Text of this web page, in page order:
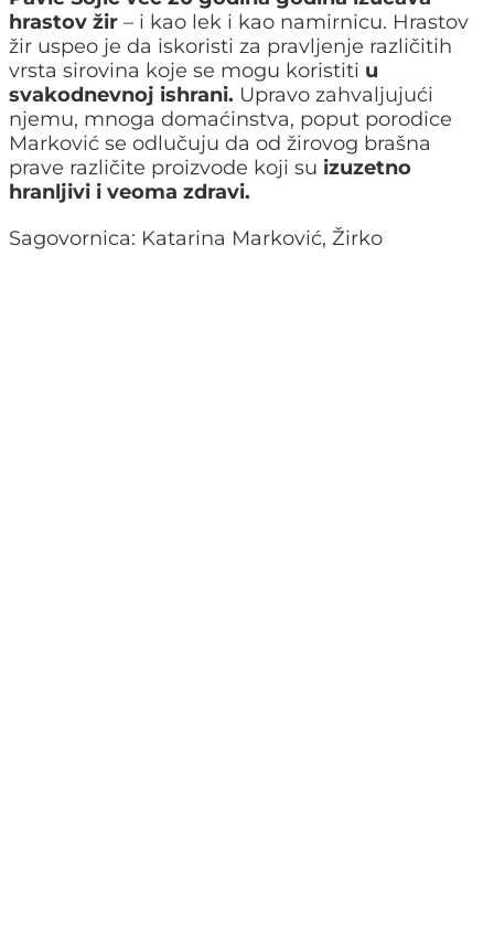
hrastov žir – i kao lek i kao namirnicu. Hrastov
žir uspeo je da iskoristi za pravljenje različitih
vrsta sirovina koje se mogu koristiti u
svakodnevnoj ishrani. Upravo zahvaljujući
njemu, mnoga domaćinstva, poput porodice
Marković se odlučuju da od žirovog brašna
prave različite proizvode koji su izuzetno
hranljivi i veoma zdravi.
Sagovornica: Katarina Marković, Žirko